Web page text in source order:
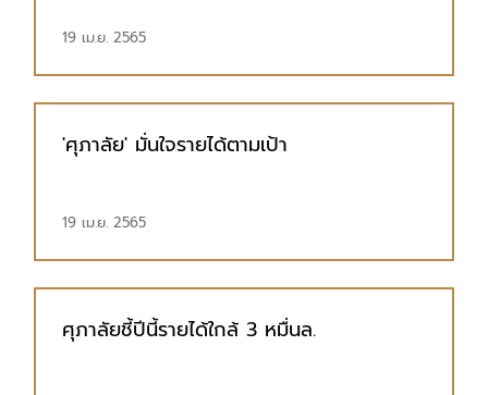
19 เม.ย. 2565
'ศุภาลัย' มั่นใจรายได้ตามเป้า
19 เม.ย. 2565
ศุภาลัยชี้ปีนี้รายได้ใกล้ 3 หมื่นล.